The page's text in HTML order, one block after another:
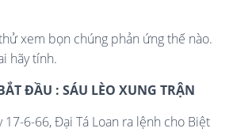
xem bọn chúng phản ứng thế nào.
hãy tính.
ĐẦU : SÁU LÈO XUNG TRẬN
17-6-66, Đại Tá Loan ra lệnh cho Biệt